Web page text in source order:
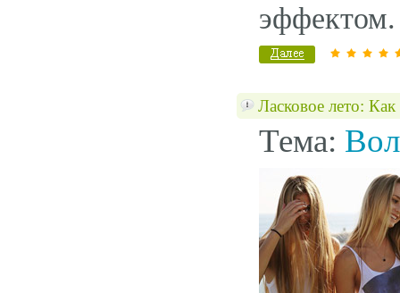
эффектом.
Ласковое лето:
Тема: